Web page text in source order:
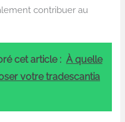
contribuer au
cet article : À quelle
votre tradescantia